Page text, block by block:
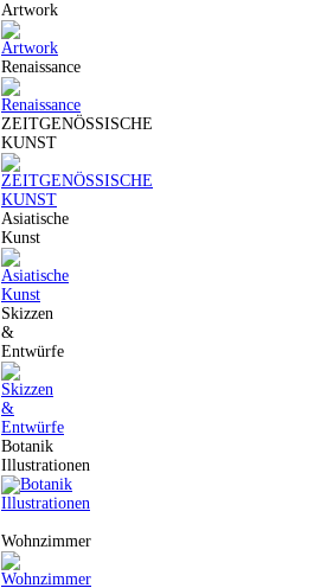
Artwork
Renaissance
ZEITGENÖSSISCHE
KUNST
Asiatische
Kunst
Skizzen
&
Entwürfe
Botanik
Illustrationen
Wohnzimmer